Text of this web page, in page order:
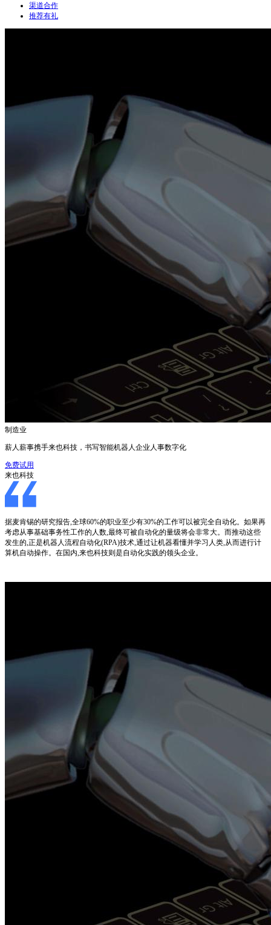
渠道合作
推荐有礼
制造业
薪人薪事携手来也科技，书写智能机器人企业人事数字化
免费试用
来也科技
据麦肯锡的研究报告,全球60%的职业至少有30%的工作可以被完全自动化。如果再
考虑从事基础事务性工作的人数,最终可被自动化的量级将会非常大。而推动这些
发生的,正是机器人流程自动化(RPA)技术,通过让机器看懂并学习人类,从而进行计
算机自动操作。在国内,来也科技则是自动化实践的领头企业。